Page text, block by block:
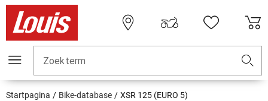
Zoekterm
Startpagina Bike-database XSR 125 (EURO 5)